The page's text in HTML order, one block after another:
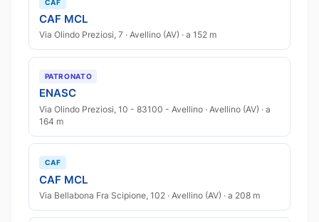
CAF
CAF MCL
Via Olindo Preziosi, 7 · Avellino (AV) · a 152 m
PATRONATO
ENASC
Via Olindo Preziosi, 10 - 83100 - Avellino · Avellino (AV) · a
164 m
CAF
CAF MCL
Via Bellabona Fra Scipione, 102 · Avellino (AV) · a 208 m